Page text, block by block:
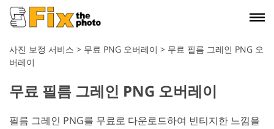
사진 보정 서비스 > 무료 PNG 오버레이 > 무료 필름 그레인 PNG 오
버레이
무료 필름 그레인 PNG 오버레이
필름 그레인 PNG를 무료로 다운로드하여 빈티지한 느낌을